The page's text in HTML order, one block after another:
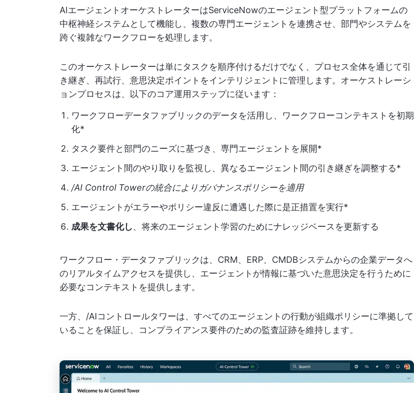
AIエージェントオーケストレーターはServiceNowのエージェント型プラットフォームの
中枢神経システムとして機能し、複数の専門エージェントを連携させ、部門やシステムを
跨ぐ複雑なワークフローを処理します。
このオーケストレーターは単にタスクを順序付けるだけでなく、プロセス全体を通じて引
き継ぎ、再試行、意思決定ポイントをインテリジェントに管理します。オーケストレーシ
ョンプロセスは、以下のコア運用ステップに従います：
ワークフローデータファブリックのデータを活用し、ワークフローコンテキストを初期
化*
タスク要件と部門のニーズに基づき、専門エージェントを展開*
エージェント間のやり取りを監視し、異なるエージェント間の引き継ぎを調整する*
/AI Control Towerの統合によりガバナンスポリシーを適用
エージェントがエラーやポリシー違反に遭遇した際に是正措置を実行*
成果を文書化し、将来のエージェント学習のためにナレッジベースを更新する
ワークフロー・データファブリックは、CRM、ERP、CMDBシステムからの企業データへ
のリアルタイムアクセスを提供し、エージェントが情報に基づいた意思決定を行うために
必要なコンテキストを提供します。
一方、/AIコントロールタワーは、すべてのエージェントの行動が組織ポリシーに準拠して
いることを保証し、コンプライアンス要件のための監査証跡を維持します。